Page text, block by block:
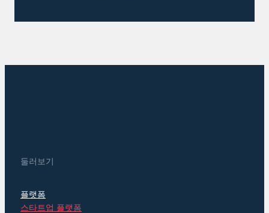
둘러보기
플랫폼
스타트업 플랫폼